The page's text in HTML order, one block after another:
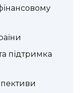
підтримка